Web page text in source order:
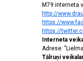
M79 interneta
http://
https://
https://
Interneta
Adrese:
Tālruņi